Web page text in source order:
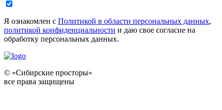
Я ознакомлен с Политикой в области персональных данных,
политикой конфиденциальности и даю свое согласие на
обработку персональных данных.
© «Сибирские просторы»
все права защищены